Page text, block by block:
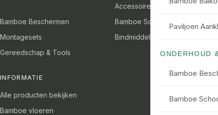
Paviljoen
ONDERHOUD
Bamboe
Bamboe
Accessoires
Bamboe Beschermen
Bamboe Schoonmaak
Montagesets
Bindmiddelen
Gereedschap & Tools
INFORMATIE
Alle producten bekijken
Bamboe vloeren